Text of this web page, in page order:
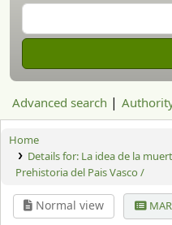
Advanced search
Home
Details for: La idea de la
Prehistoria del Pais Vasco /
Normal view